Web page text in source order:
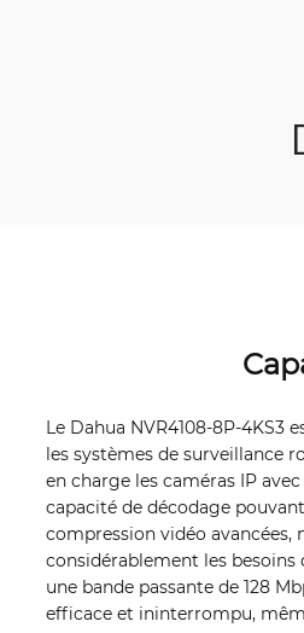
Le Dahua NVR4108-8P-4KS3
les systèmes de surveillance
en charge les caméras IP
capacité de décodage
compression vidéo avancées,
considérablement les
une bande passante de 128
efficace et ininterrompu,